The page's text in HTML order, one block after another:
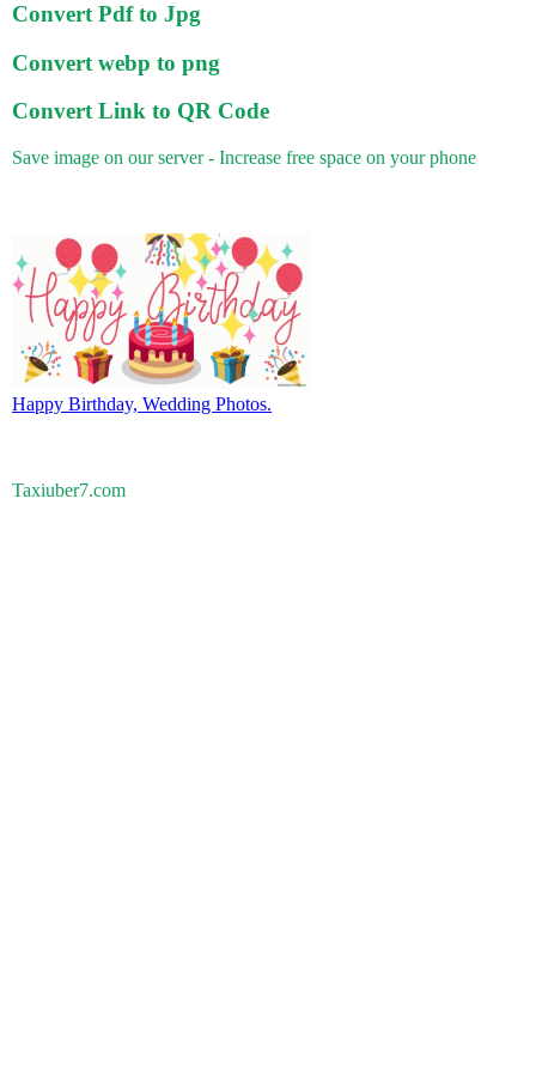
Convert Pdf to Jpg
Convert webp to png
Convert Link to QR Code
Save image on our server - Increase free space on your phone
Happy Birthday, Wedding Photos.
Taxiuber7.com